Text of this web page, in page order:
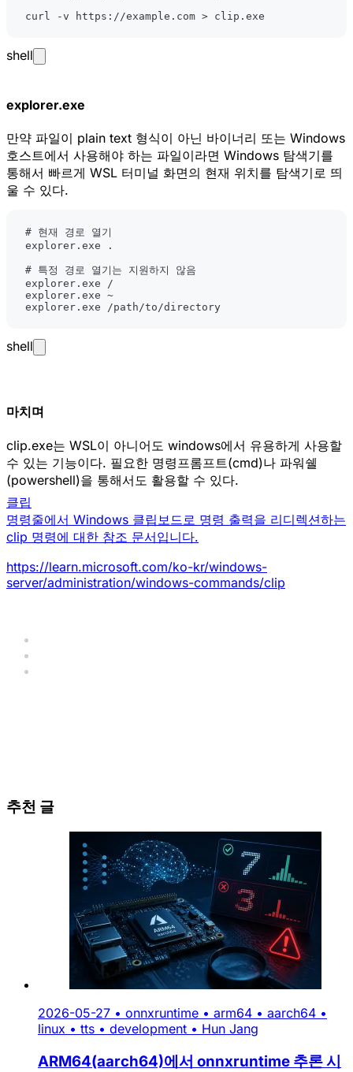
curl -v https://example.com > clip.exe
shell
explorer.exe
만약 파일이 plain text 형식이 아닌 바이너리 또는 Windows
호스트에서 사용해야 하는 파일이라면 Windows 탐색기를
통해서 빠르게 WSL 터미널 화면의 현재 위치를 탐색기로 띄
울 수 있다.
# 현재 경로 열기
explorer.exe
.
# 특정 경로 열기는 지원하지 않음
explorer.exe /path/to/directory
shell
마치며
clip.exe는 WSL이 아니어도 windows에서 유용하게 사용할
수 있는 기능이다. 필요한 명령프롬프트(cmd)나 파워쉘
(powershell)을 통해서도 활용할 수 있다.
클립
명령줄에서 Windows 클립보드로 명령 출력을 리디렉션하는
clip 명령에 대한 참조 문서입니다.
https://learn.microsoft.com/ko-kr/windows-
server/administration/windows-commands/clip
추천 글
2026-05-27 • onnxruntime • arm64 • aarch64 •
linux • tts • development • Hun Jang
ARM64(aarch64)에서 onnxruntime 추론 시